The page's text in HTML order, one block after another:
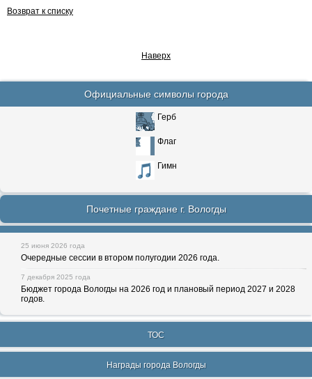
Возврат к списку
Наверх
Официальные символы города
Герб
Флаг
Гимн
Почетные граждане г. Вологды
25 июня 2026 года
Очередные сессии в втором полугодии 2026 года.
7 декабря 2025 года
Бюджет города Вологды на 2026 год и плановый период 2027 и 2028
годов.
ТОС
Награды города Вологды